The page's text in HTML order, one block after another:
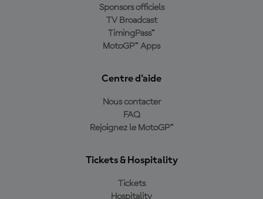
Sponsors officiels
TV Broadcast
TimingPass™
MotoGP™ Apps
Centre d'aide
Nous contacter
FAQ
Rejoignez le MotoGP™
Tickets & Hospitality
Tickets
Hospitality